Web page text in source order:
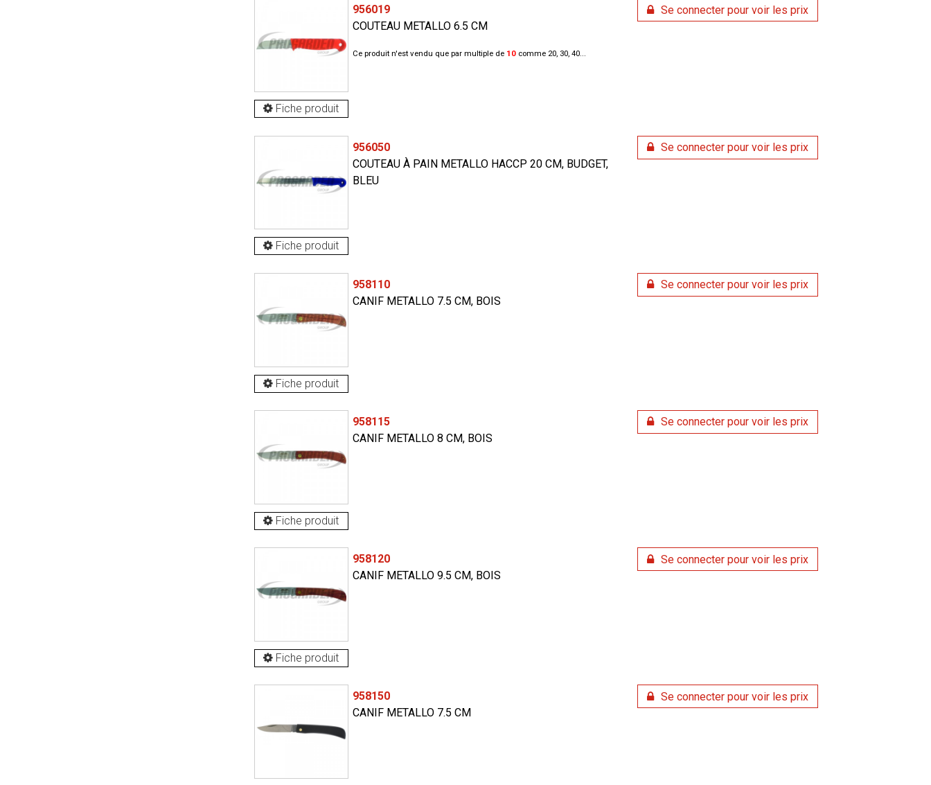
Fiche produit
956019
COUTEAU METALLO 6.5 CM
Ce produit n'est vendu que par multiple de 10comme 20, 30, 40...
Se connecter pour voir les prix
Fiche produit
956050
COUTEAU À PAIN METALLO HACCP 20 CM, BUDGET,
BLEU
Se connecter pour voir les prix
Fiche produit
958110
CANIF METALLO 7.5 CM, BOIS
Se connecter pour voir les prix
Fiche produit
958115
CANIF METALLO 8 CM, BOIS
Se connecter pour voir les prix
Fiche produit
958120
CANIF METALLO 9.5 CM, BOIS
Se connecter pour voir les prix
958150
CANIF METALLO 7.5 CM
Se connecter pour voir les prix